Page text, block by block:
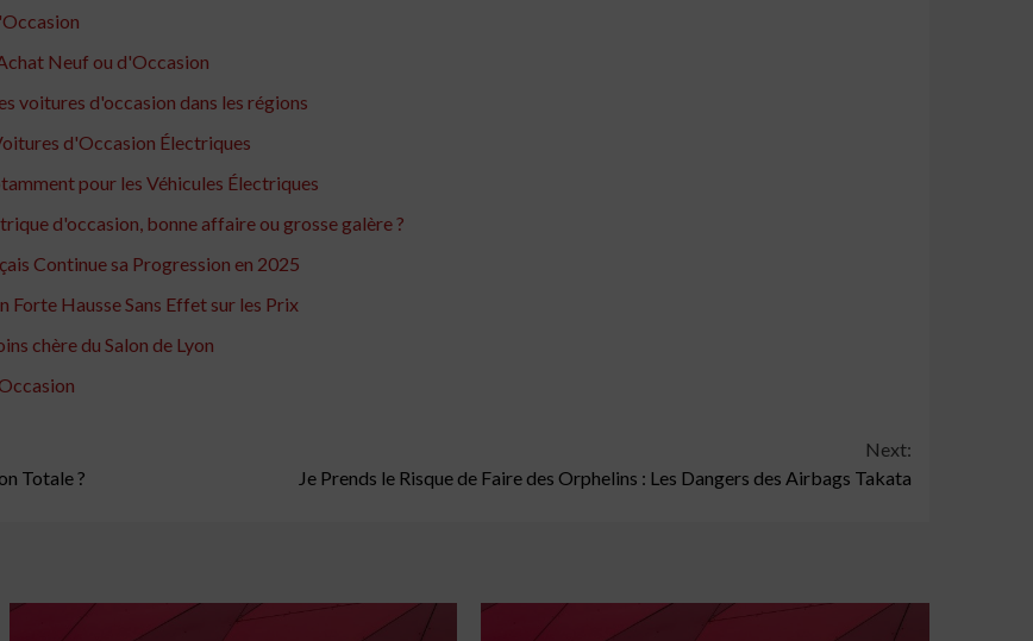
Neuf ou d'Occasion
voitures d'occasion dans les régions
d'Occasion Électriques
pour les Véhicules Électriques
d'occasion, bonne affaire ou grosse galère ?
Continue sa Progression en 2025
Forte Hausse Sans Effet sur les Prix
chère du Salon de Lyon
Totale ?
Next:
Je Prends le Risque de Faire des Orphelins : Les Dangers des Airbags Takata